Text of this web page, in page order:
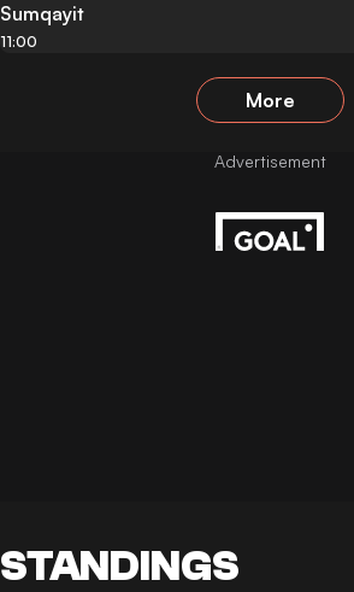
Sumqayit
11:00
More
STANDINGS